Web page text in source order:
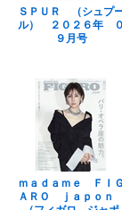
ＳＰＵＲ （シュプ
ル） ２０２６年 ０
９月号
ｍａｄａｍｅ ＦＩＧ
ＡＲＯ ｊａｐｏｎ